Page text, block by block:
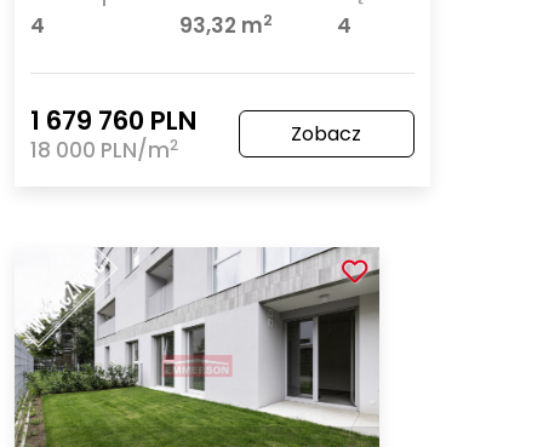
4
93,32 m2
4
1 679 760 PLN
18 000 PLN/m2 Zobacz